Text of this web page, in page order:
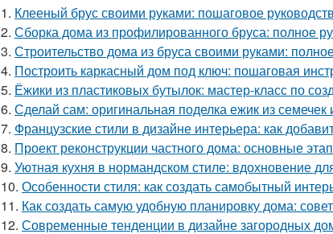
1. Клееный брус своими руками: пошаговое
2. Сборка дома из профилированного бруса: полное
3. Строительство дома из бруса своими руками:
4. Построить каркасный дом под ключ: пошаговая
5. Ёжики из пластиковых бутылок: мастер-класс по
6. Сделай сам: оригинальная поделка ежик из семечек
7. Французские стили в дизайне интерьера: как
8. Проект реконструкции частного дома: основные
9. Уютная кухня в нормандском стиле: вдохновение
10. Особенности стиля: как создать самобытный
11. Как создать самую удобную планировку дома:
12. Современные тенденции в дизайне загородных